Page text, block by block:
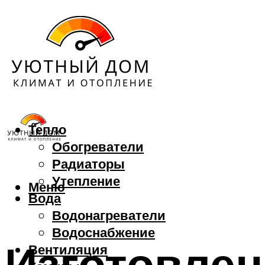
Тепло
Обогреватели
Радиаторы
Утепление
Вода
Водонагреватели
Водоснабжение
Вентиляция
Меню